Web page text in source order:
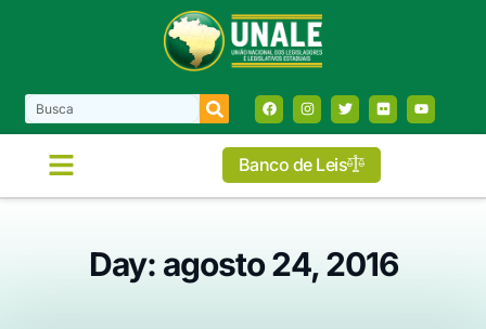
Banco de Leis
Day: agosto 24, 2016